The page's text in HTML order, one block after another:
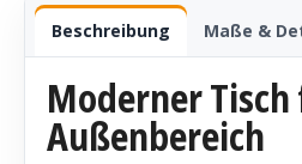
Beschreibung Maße &
Moderner
Außenbereich